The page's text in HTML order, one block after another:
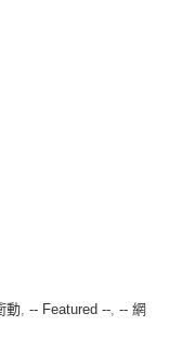
動, -- Featured --, -- 網